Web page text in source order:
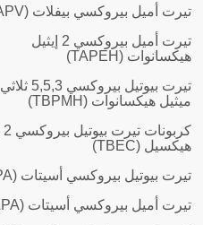
تيرت أميل بيروكسي بيفلات (TAPV)
تيرت أميل بيروكسي 2 إيثيل
هيكسانوات (TAPEH)
تيرت بيوتيل بيروكسي3
,5,
5 ثلاثي
ميثيل هيكسانوات (TBPMH)
هيكسيل (TBEC)
تيرت بيوتيل بيروكسي أسيتات (TBPA)
تيرت أميل بيروكسي أسيتات (TAPA)